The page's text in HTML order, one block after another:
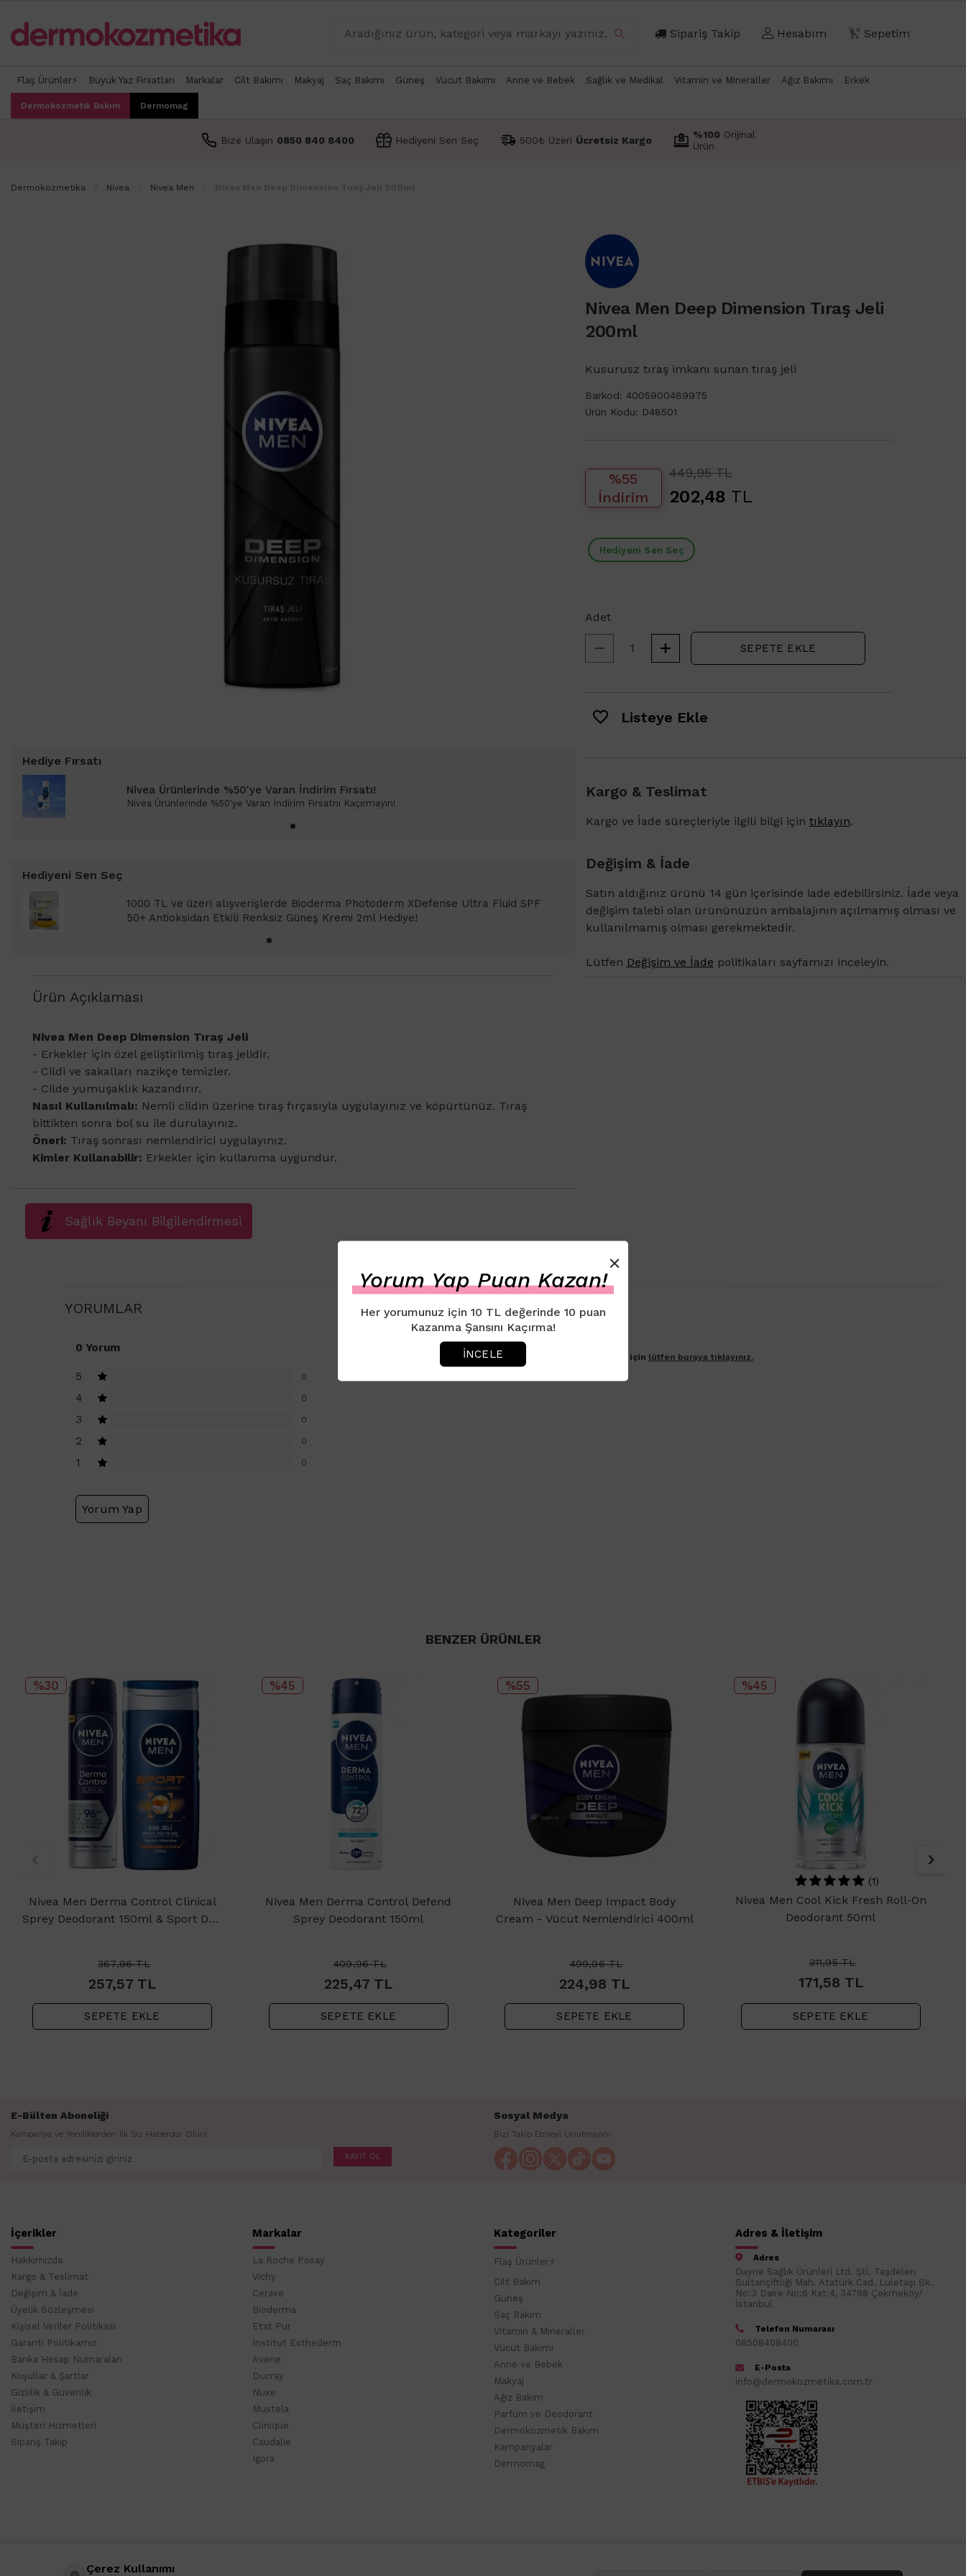
Sipariş Takip Hesabım 0 Sepetim
Flaş Ürünler⚡ Büyük Yaz Fırsatları Markalar Cilt Bakımı Makyaj Saç Bakımı Güneş Vücut Bakımı Anne ve Bebek Sağlık ve Medikal Vitamin ve Mineraller Ağız Bakımı Erkek
Dermokozmetik Bakım Dermomag
Bize Ulaşın 0850 840 8400 Hediyeni Sen Seç 500₺ Üzeri Ücretsiz Kargo %100 Orijinal
Ürün
Dermokozmetika Nivea Nivea Men
Nivea Men Deep Dimension Tıraş Jeli
200ml
Kusurusz tıraş imkanı sunan tıraş jeli
Barkod:4005900489975
Ürün Kodu: D48501
%55
İndirim
449,95 TL
202,48 TL
Hediyeni Sen Seç
Adet
SEPETE EKLE
Listeye Ekle
Hediye Fırsatı
Nivea Ürünlerinde %50'ye Varan İndirim Fırsatı!
Nivea Ürünlerinde %50'ye Varan İndirim Fırsatnı Kaçırmayın!
Hediyeni Sen Seç
1000 TL ve üzeri alışverişlerinizde Bioderma Photoderm XDefense Ultra Fluid
SPF 50+ Antioksidan Renkli Güneş Kremi Light 2ml hediye!
1500 TL ve üzeri alışverişlerinizde Vichy Dercos
Karşıtı Bakım Şampuanı 6ml
Ürün Açıklaması
Nivea Men Deep Dimension Tıraş Jeli
- Erkekler için özel geliştirilmiş tıraş jelidir.
- Cildi ve sakalları nazikçe temizler.
- Cilde yumuşaklık kazandırır.
Nasıl Kullanılmalı: Nemli cildin üzerine tıraş fırçasıyla uygulayınız ve köpürtünüz. Tıraş
bittikten sonra bol su ile durulayınız.
Öneri: Tıraş sonrası nemlendirici uygulayınız.
Kimler Kullanabilir: Erkekler için kullanıma uygundur.
Sağlık Beyanı Bilgilendirmesi
Kargo & Teslimat
Kargo ve İade süreçleriyle ilgili bilgi için tıklayın.
Değişim & İade
Satın aldığınız ürünü 14 gün içerisinde iade edebilirsiniz. İade veya
değişim talebi olan ürününüzün ambalajının açılmamış olması ve
kullanılmamış olması gerekmektedir.
Lütfen Değişim ve İade politikaları sayfamızı inceleyin.
YORUMLAR
0 Yorum
5 0
4 0
3 0
2 0
1 0
Yorum Yap
Ürün için henüz yorum eklenmemiştir. İlk yorumu yapmak için lütfen buraya tıklayınız.
×
Yorum Yap Puan Kazan!
Her yorumunuz için 10 TL değerinde 10 puan
Kazanma Şansını Kaçırma!
İNCELE
BENZER ÜRÜNLER
%30
Nivea Men Derma Control Clinical
Sprey Deodorant 150ml & Sport Duş
367,96TL
257,57 TL
SEPETE EKLE
%45
Nivea Men Derma Control Defend
Sprey Deodorant 150ml
409,96TL
225,47 TL
SEPETE EKLE
%55
Nivea Men Deep Impact Body
Cream - Vücut Nemlendirici 400ml
499,96TL
224,98 TL
SEPETE EKLE
%45
(1)
Nivea Men Cool Kick Fresh Roll-On
Deodorant 50ml
311,95TL
171,58 TL
SEPETE EKLE
E-Bülten Aboneliği
Kampanya ve Yeniliklerden İlk Siz Haberdar Olun!
KAYIT OL
Sosyal Medya
Bizi Takip Etmeyi Unutmayın!
İçerikler
Hakkımızda
Kargo & Teslimat
Değişim & İade
Üyelik Sözleşmesi
Kişisel Veriler Politikası
Garanti Politikamız
Banka Hesap Numaraları
Koşullar & Şartlar
Gizlilik & Güvenlik
İletişim
Müşteri Hizmetleri
Sipariş Takip
Markalar
La Roche Posay
Vichy
Cerave
Bioderma
Etat Pur
Institut Esthederm
Avene
Ducray
Nuxe
Mustela
Clinique
Caudalie
Igora
Kategoriler
Flaş Ürünler⚡
Cilt Bakım
Güneş
Saç Bakım
Vitamin & Mineraller
Vücut Bakımı
Anne ve Bebek
Makyaj
Ağız Bakım
Parfüm ve Deodorant
Dermokozmetik Bakım
Kampanyalar
Dermomag
Adres & İletişim
Adres
Dayne Sağlık Ürünleri Ltd. Şti. Taşdelen
Sultançiftliği Mah. Atatürk Cad. Lületaşı Sk.
No:3 Daire No:6 Kat:4, 34788 Çekmeköy/
İstanbul
Telefon Numarası
08508408400
E-Posta
info@dermokozmetika.com.tr
Çerez Kullanımı